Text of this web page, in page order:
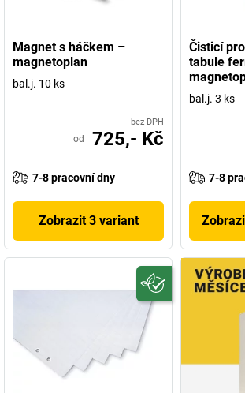
Magnet s háčkem –
magnetoplan
bal.j. 10 ks
bez DPH
od 725,- Kč
7-8 pracovní dny
Zobrazit 3 variant
Čisticí
tabule
bal.j. 3 ks
7-8